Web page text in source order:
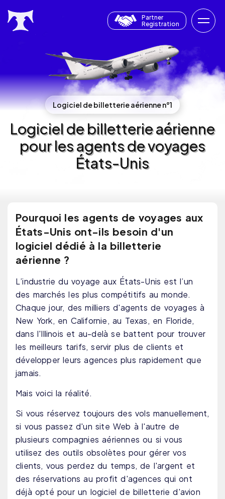
Partner
Registration
Logiciel de billetterie aérienne n°1
Logiciel de billetterie aérienne
pour les agents de voyages
États-Unis
Pourquoi les agents de voyages aux
États-Unis ont-ils besoin d'un
logiciel dédié à la billetterie
aérienne ?
L’industrie du voyage aux États-Unis est l’un
des marchés les plus compétitifs au monde.
Chaque jour, des milliers d'agents de voyages à
New York, en Californie, au Texas, en Floride,
dans l'Illinois et au-delà se battent pour trouver
les meilleurs tarifs, servir plus de clients et
développer leurs agences plus rapidement que
jamais.
Mais voici la réalité.
Si vous réservez toujours des vols manuellement,
si vous passez d'un site Web à l'autre de
plusieurs compagnies aériennes ou si vous
utilisez des outils obsolètes pour gérer vos
clients, vous perdez du temps, de l'argent et
des réservations au profit d'agences qui ont
déjà opté pour un logiciel de billetterie d'avion